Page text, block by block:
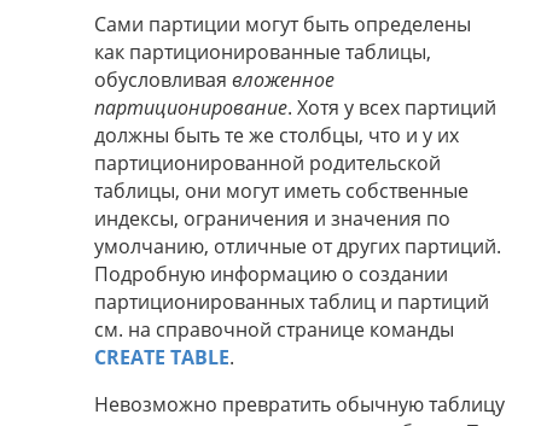
Сами партиции могут быть определены
как партиционированные таблицы,
обусловливая вложенное
партиционирование. Хотя у всех партиций
должны быть те же столбцы, что и у их
партиционированной родительской
таблицы, они могут иметь собственные
индексы, ограничения и значения по
умолчанию, отличные от других партиций.
Подробную информацию о создании
партиционированных таблиц и партиций
см. на справочной странице команды
CREATE TABLE.
Невозможно превратить обычную таблицу